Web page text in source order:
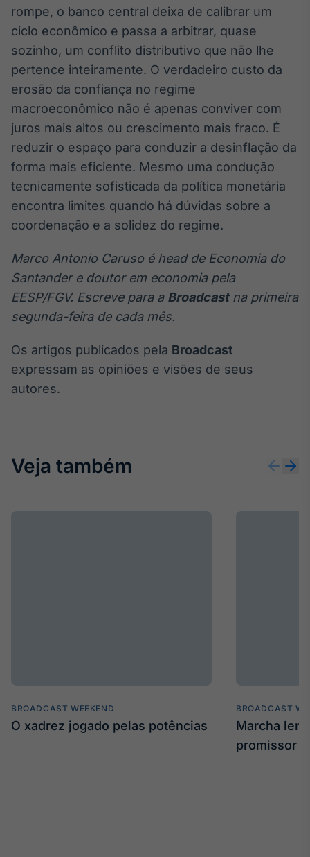
rompe, o banco central deixa de calibrar um
ciclo econômico e passa a arbitrar, quase
sozinho, um conflito distributivo que não lhe
pertence inteiramente. O verdadeiro custo da
erosão da confiança no regime
macroeconômico não é apenas conviver com
juros mais altos ou crescimento mais fraco. É
reduzir o espaço para conduzir a desinflação da
forma mais eficiente. Mesmo uma condução
tecnicamente sofisticada da política monetária
encontra limites quando há dúvidas sobre a
coordenação e a solidez do regime.
Marco Antonio Caruso é head de Economia do
Santander e doutor em economia pela
EESP/FGV. Escreve para a Broadcastna primeira
segunda-feira de cada mês.
Os artigos publicados pela Broadcast
expressam as opiniões e visões de seus
autores.
Veja também
BROADCAST WEEKEND
O xadrez jogado pelas potências
BROADCAST
Marcha
promissor